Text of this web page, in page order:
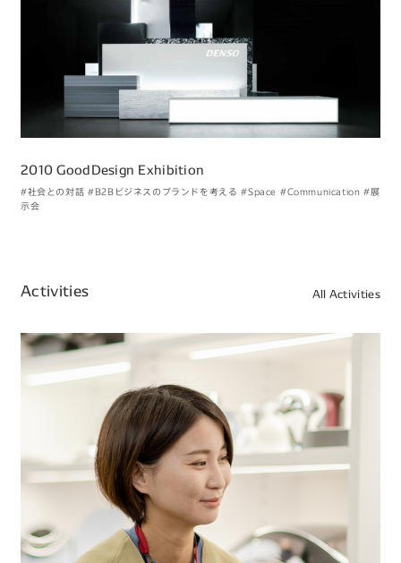
2010 GoodDesign Exhibition
#社会との対話 #B2Bビジネスのブランドを考える #Space #Communication #展
示会
Activities All Activities